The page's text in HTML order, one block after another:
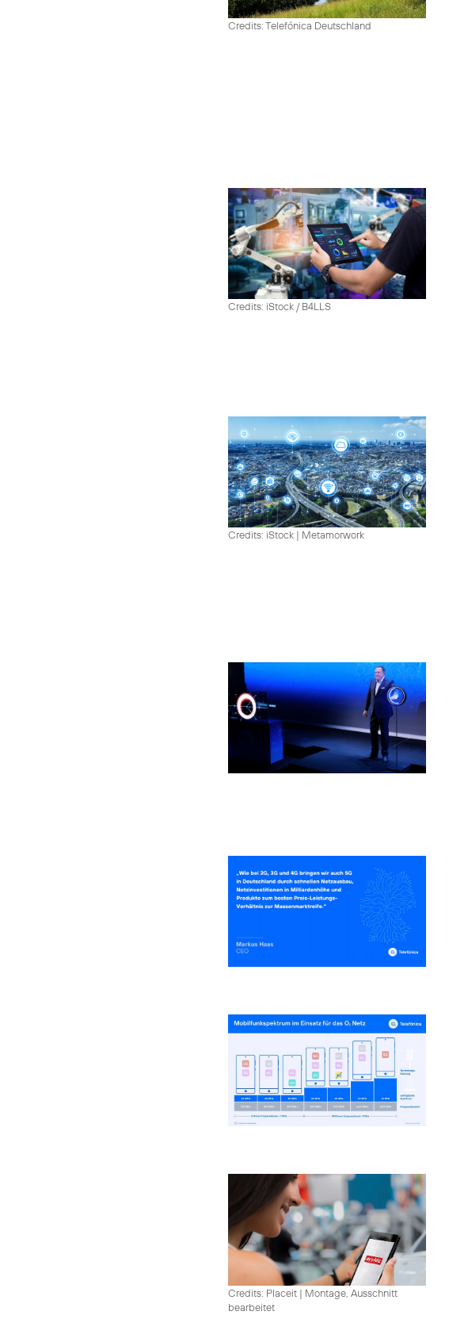
Credits: Telefónica Deutschland
Credits: iStock / B4LLS
Credits: iStock | Metamorwork
Credits: Placeit | Montage, Ausschnitt
bearbeitet